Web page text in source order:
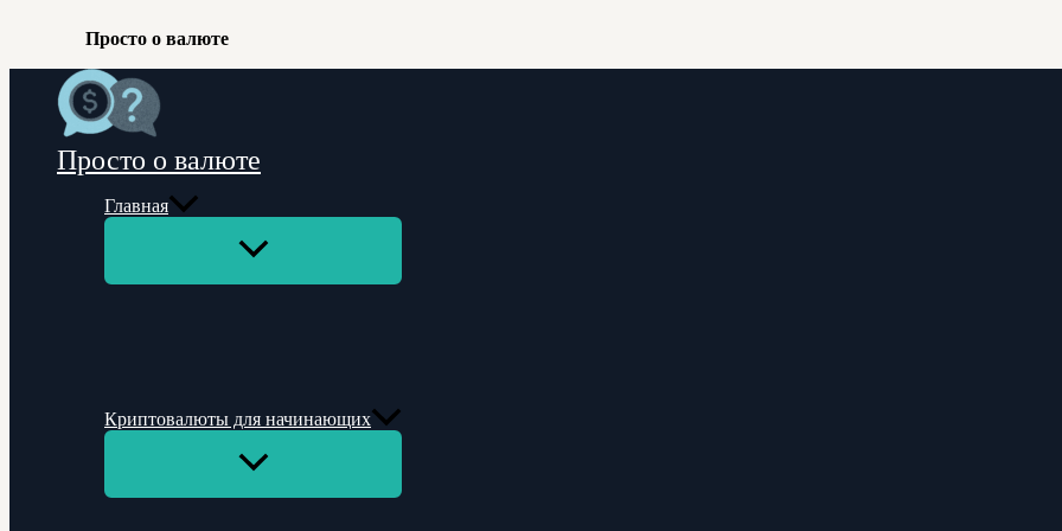
Просто о валюте
Перейти
содержимому
Просто о валюте
Главная
Переключатель
Криптовалюты для начинающих
Переключатель